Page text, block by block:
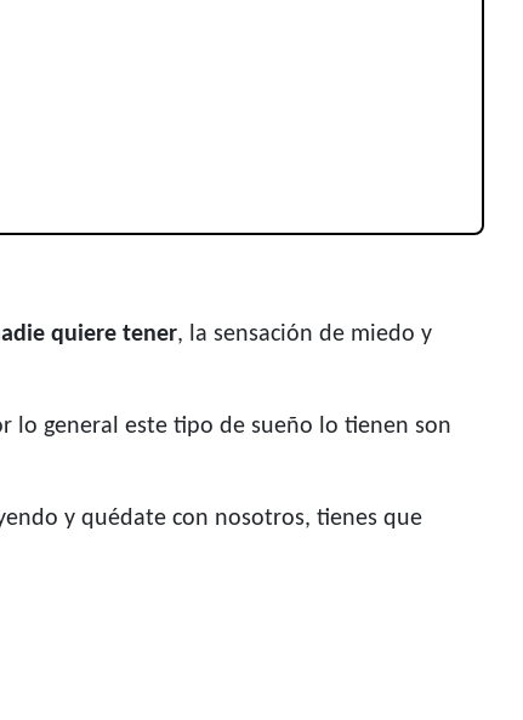
quiere tener, la sensación de miedo y
lo general este tipo de sueño lo tienen son
y quédate con nosotros, tienes que